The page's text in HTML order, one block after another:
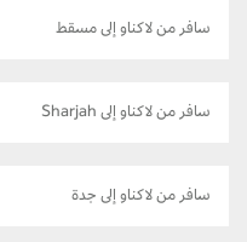
سافر من لاكناو إلى مسقط
سافر من لاكناو إلى Sharjah
سافر من لاكناو إلى جدة